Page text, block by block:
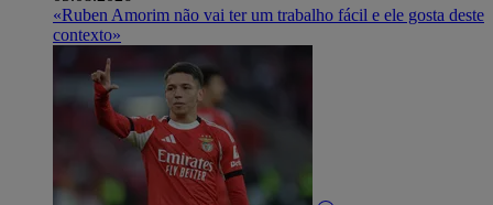
«Ruben Amorim não vai ter um trabalho fácil e ele gosta deste
contexto»